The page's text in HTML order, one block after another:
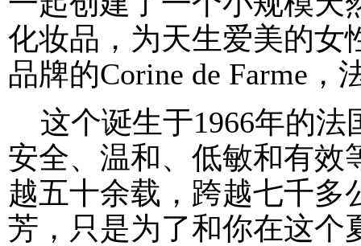
化妆品，为天生爱美的女
品牌的Corine de Farme，
这个诞生于1966年的法
安全、温和、低敏和有效
越五十余载，跨越七千多
芳，只是为了和你在这个